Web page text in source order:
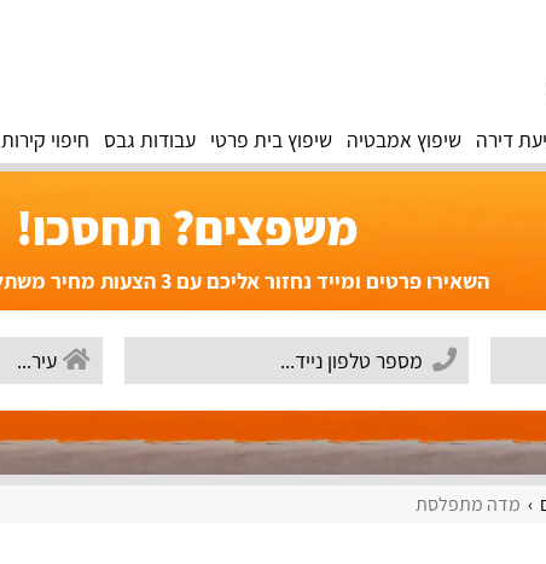
דירה שיפוץ אמבטיה שיפוץ בית פרטי עבודות גבס חיפוי קירות
משפצים? תחסכו!
השאירו פרטים ומייד נחזור אליכם עם 3 הצעות מחיר משתלמות במיוחד!
מדה מתפלסת